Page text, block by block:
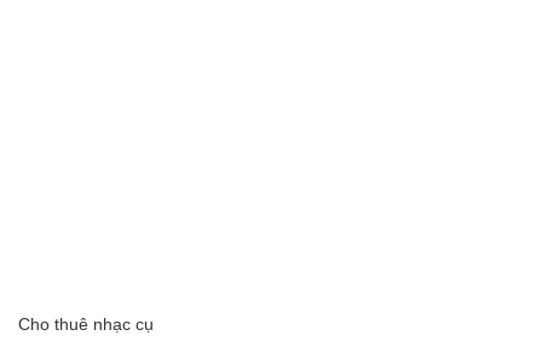
Cho thuê nhạc cụ